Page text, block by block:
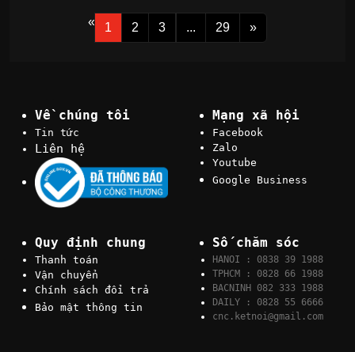
« 1 2 3 ... 29 »
Về chúng tôi
Tin tức
Liên hệ
Mạng xã hội
Facebook
Zalo
Youtube
Google Business
Quy định chung
Thanh toán
Vận chuyển
Chính sách đổi trả
Bảo mật thông tin
Số chăm sóc
HANOI : 0838 39 1988
TPHCM : 0828 66 1988
BACNINH 082 333 1988
DAILY : 0828 55 6666
cnc.ketnoi@gmail.com